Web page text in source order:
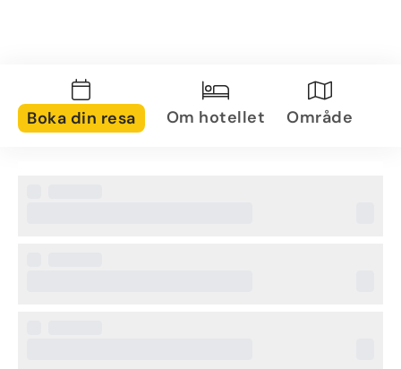
Boka din resa Om hotellet Område